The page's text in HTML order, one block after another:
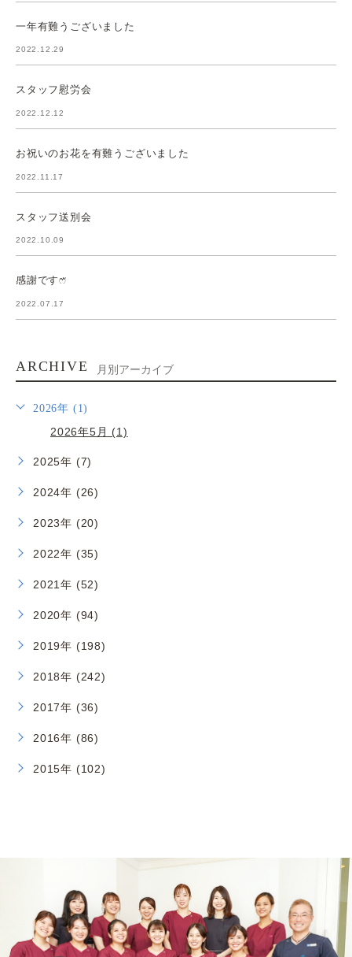
一年有難うございました
2022.12.29
スタッフ慰労会
2022.12.12
お祝いのお花を有難うございました
2022.11.17
スタッフ送別会
2022.10.09
感謝ですෆ̈
2022.07.17
ARCHIVE 月別アーカイブ
2026年 (1)
2026年5月 (1)
2025年 (7)
2024年 (26)
2023年 (20)
2022年 (35)
2021年 (52)
2020年 (94)
2019年 (198)
2018年 (242)
2017年 (36)
2016年 (86)
2015年 (102)